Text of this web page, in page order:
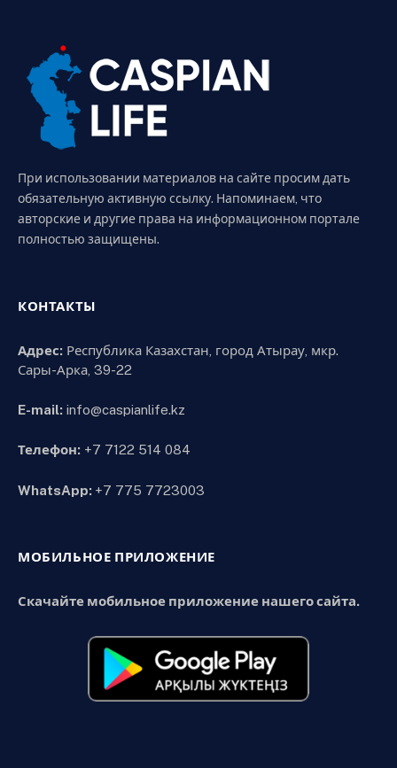
При использовании материалов на сайте просим дать
обязательную активную ссылку. Напоминаем, что
авторские и другие права на информационном портале
полностью защищены.
КОНТАКТЫ
Адрес: Республика Казахстан, город Атырау, мкр.
Сары-Арка, 39-22
E-mail: info@caspianlife.kz
Телефон: +7 7122 514 084
WhatsApp: +7 775 7723003
МОБИЛЬНОЕ ПРИЛОЖЕНИЕ
Скачайте мобильное приложение нашего сайта.